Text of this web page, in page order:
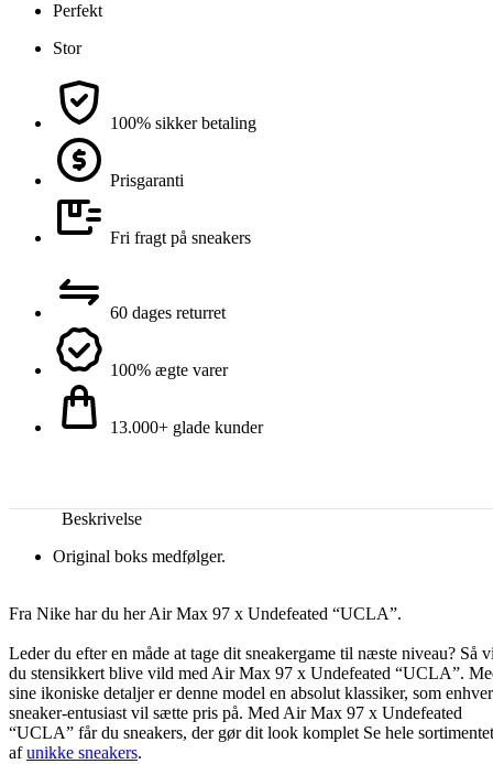
Perfekt
Stor
100% sikker betaling
Prisgaranti
Fri fragt på sneakers
60 dages returret
100% ægte varer
13.000+ glade kunder
Beskrivelse
Original boks medfølger.
Fra Nike har du her Air Max 97 x Undefeated “UCLA”.
Leder du efter en måde at tage dit sneakergame til næste niveau? Så
du stensikkert blive vild med Air Max 97 x Undefeated “UCLA”.
sine ikoniske detaljer er denne model en absolut klassiker, som enhver
sneaker-entusiast vil sætte pris på. Med Air Max 97 x Undefeated
“UCLA” får du sneakers, der gør dit look komplet Se hele sortimentet
afunikke sneakers.